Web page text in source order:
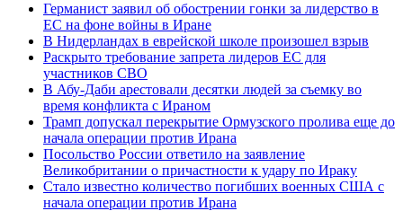
Германист заявил об обострении гонки за лидерство в
ЕС на фоне войны в Иране
В Нидерландах в еврейской школе произошел взрыв
Раскрыто требование запрета лидеров ЕС для
участников СВО
В Абу-Даби арестовали десятки людей за съемку во
время конфликта с Ираном
Трамп допускал перекрытие Ормузского пролива еще до
начала операции против Ирана
Посольство России ответило на заявление
Великобритании о причастности к удару по Ираку
Стало известно количество погибших военных США с
начала операции против Ирана